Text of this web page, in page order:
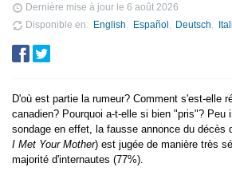
Dernière mise à jour le 6 août 2026
Disponible en
English Español Deutsch
D'où est partie la rumeur? Comment s'est-elle
canadien? Pourquoi a-t-elle si bien "pris"? Peu
sondage en effet, la fausse annonce du décès
I Met Your Mother) est jugée de manière très
majorité d'internautes (77%).